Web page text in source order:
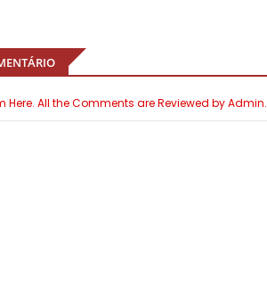
Here. All the Comments are Reviewed by Admin.